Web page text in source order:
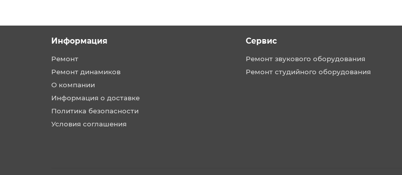
Информация
Ремонт
Ремонт динамиков
О компании
Информация о доставке
Политика безопасности
Условия соглашения
Сервис
Ремонт звукового оборудования
Ремонт студийного оборудования